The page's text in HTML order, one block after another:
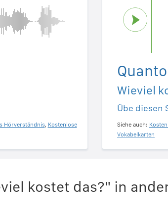
Hörverständnis, Kostenlose
Wieviel
Übe diesen
Siehe auch:
Vokabelkarten
kostet das?" in